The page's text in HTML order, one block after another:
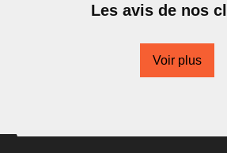
Les avis de nos
Voir plus